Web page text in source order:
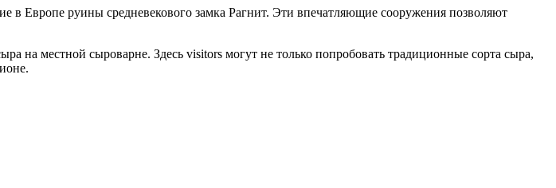
в Европе руины средневекового замка Рагнит. Эти впечатляющие сооружения позволяют
на местной сыроварне. Здесь visitors могут не только попробовать традиционные сорта сыра,